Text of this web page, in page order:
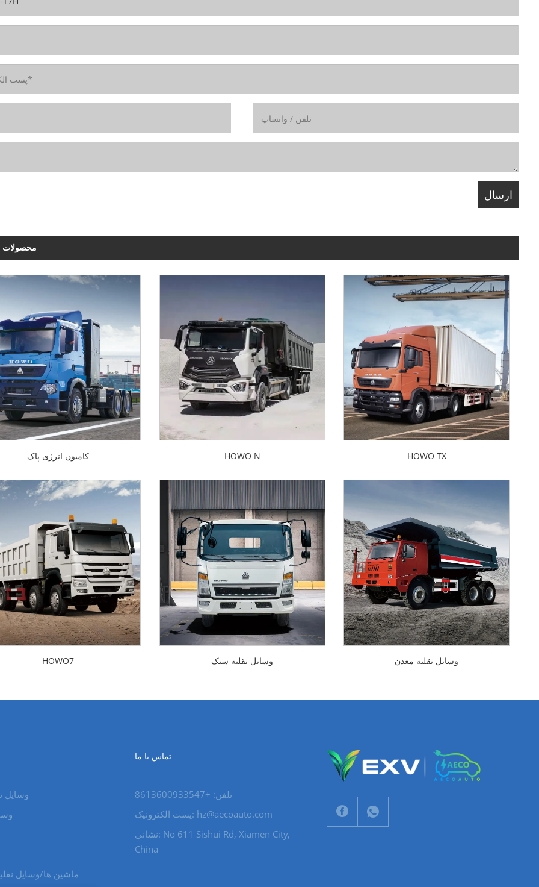
محصولات
کامیون انرژی پاک HOWO N HOWO TX
HOWO7 وسایل نقلیه سبک وسایل نقلیه معدن
وسایل
ماشین ها/وسایل
تماس با ما
تلفن: +8613600933547
پست الکترونیک: hz@aecoauto.com
نشانی: No 611 Sishui Rd, Xiamen City,
China